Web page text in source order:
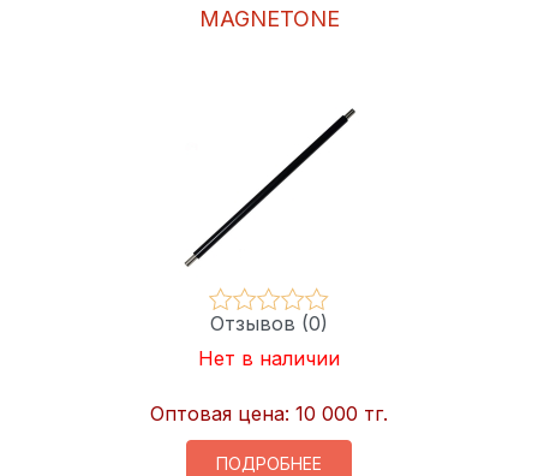
MAGNETONE
Отзывов (0)
Нет в наличии
Оптовая цена: 10 000 тг.
ПОДРОБНЕЕ